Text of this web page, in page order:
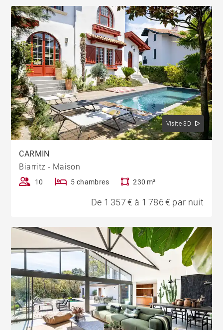
Visite 3D
CARMIN
Biarritz - Maison
10 5 chambres 230 m²
De 1 357 € à 1 786 € par nuit